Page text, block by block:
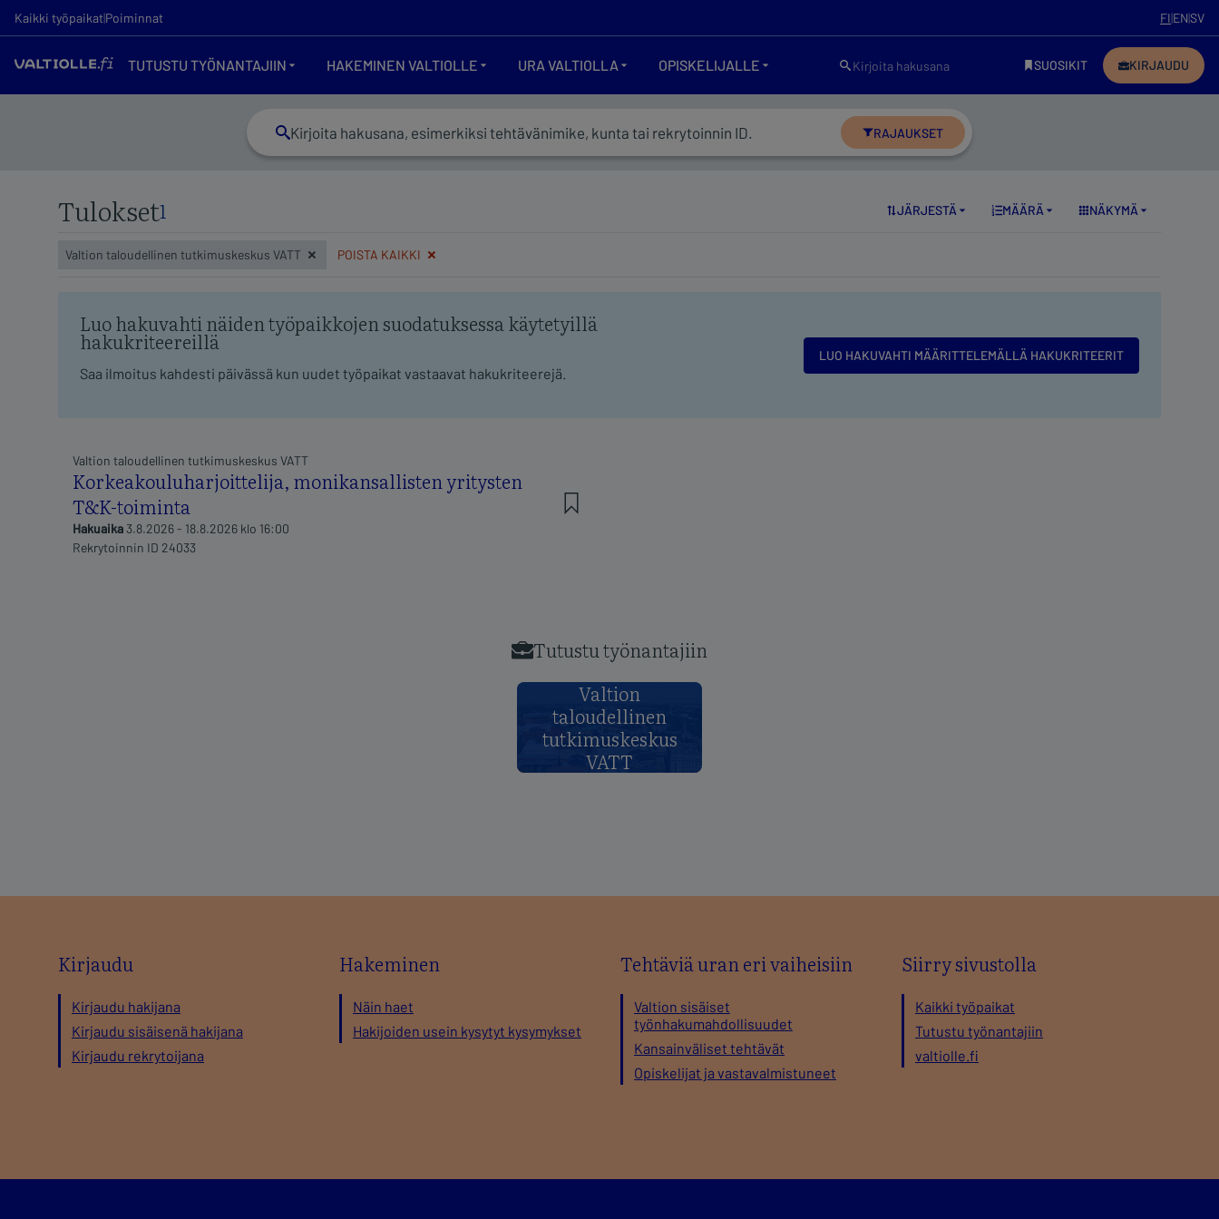
Tulokset
Tutustu työnantajiin
Kirjaudu
Kirjaudu hakijana
Kirjaudu sisäisenä hakijana
Kirjaudu rekrytoijana
Hakeminen
Näin haet
Hakijoiden usein kysytyt kysymykset
Tehtäviä uran eri vaiheisiin
Valtion sisäiset
työnhakumahdollisuudet
Kansainväliset tehtävät
Opiskelijat ja vastavalmistuneet
Siirry sivustolla
Kaikki työpaikat
Tutustu työnantajiin
valtiolle.fi